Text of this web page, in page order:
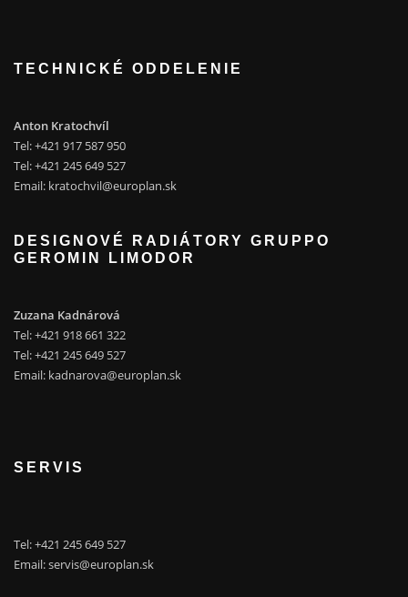
TECHNICKÉ ODDELENIE
Anton Kratochvíl
Tel: +421 917 587 950
Tel: +421 245 649 527
Email: kratochvil@europlan.sk
DESIGNOVÉ RADIÁTORY GRUPPO
GEROMIN LIMODOR
Zuzana Kadnárová
Tel: +421 918 661 322
Tel: +421 245 649 527
Email: kadnarova@europlan.sk
SERVIS
Tel: +421 245 649 527
Email:servis@europlan.sk